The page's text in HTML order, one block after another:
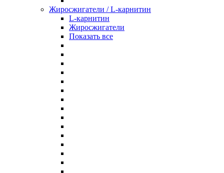
Жиросжигатели / L-карнитин
L-карнитин
Жиросжигатели
Показать все